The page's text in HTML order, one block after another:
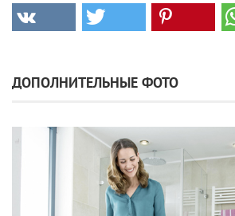
ДОПОЛНИТЕЛЬНЫЕ ФОТО